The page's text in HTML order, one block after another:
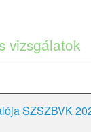
vizsgálatok
SZSZBVK